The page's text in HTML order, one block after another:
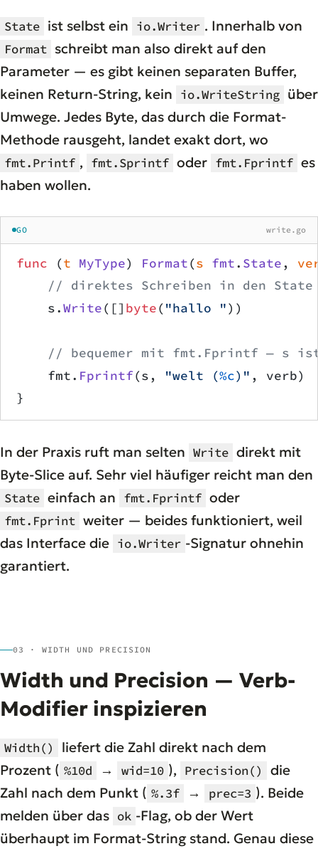
State ist selbst ein io.Writer . Innerhalb von
Format schreibt man also direkt auf den
Parameter — es gibt keinen separaten Buffer,
keinen Return-String, kein io.WriteString über
Umwege. Jedes Byte, das durch die Format-
Methode rausgeht, landet exakt dort, wo
fmt.Printf , fmt.Sprintf oder fmt.Fprintf es
haben wollen.
GO write.go
func (t MyType) Format(s fmt. State,
    // direktes Schreiben in den State
    s.
Write([] byte( "hallo "))
// bequemer mit fmt.Fprintf — s
    fmt.
Fprintf(s, "welt (%c)" , verb)
}
In der Praxis ruft man selten Write direkt mit
Byte-Slice auf. Sehr viel häufiger reicht man den
State einfach an fmt.Fprintf oder
fmt.Fprint weiter — beides funktioniert, weil
das Interface die io.Writer -Signatur ohnehin
garantiert.
03 · WIDTH UND PRECISION
Width und Precision — Verb-
Modifier inspizieren
Width()
liefert die Zahl direkt nach dem
Prozent ( %10d → wid=10 ), Precision()
die
Zahl nach dem Punkt ( %.3f → prec=3 ). Beide
melden über das ok -Flag, ob der Wert
überhaupt im Format-String stand. Genau diese